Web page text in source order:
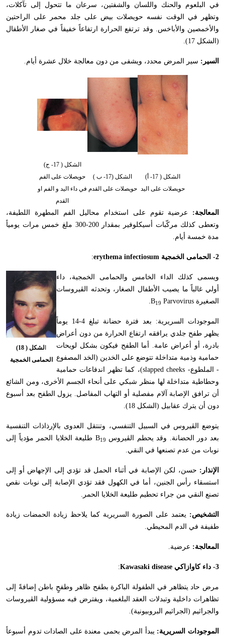
في البلعوم والحنك واللسان والشفتين، سرعان ما تتحول إلى تآكلات،
وتظهر في الوقت نفسه حويصلات بيض على جلد محمر على الراحتين
والأخمصين والأباخس. وقد ترتفع الحرارة ارتفاعاً خفيفاً في صغار الأطفال
(الشكل 17).
السير: سير المرض محدد، ويشفى من دون معالجة خلال عشرة أيام.
الشكل ( 17- أ)
حويصلات على اليد
الشكل (17- ب )
حويصلات على القدم
الشكل ( 17- ج)
حويصلات على الفم
في داء اليد و الفم او
القدم
المعالجة: عرضية تقوم على استخدام محاليل الفم المطهرة اللطيفة،
وتعطى كذلك مركّبات أسيكلوفير بمقدار 200-300 ملغ خمس مرات يومياً
مدة خمسة أيام.
2- الحمامى الخمجية erythema infectiosum
:
لشكل ( 18)
الحمامى الخمجية
ويسمى كذلك الداء الخامس والحمامى الخمجية، داء
أولي غالباً ما يصيب الأطفال الصغار، وتحدثه الڤيروسات
الصغيرة
B19 Parvovirus
.
الموجودات السريرية: بعد فترة حضانة تبلغ 4-14 يوماً
يظهر طفح جلدي يرافقه ارتفاع الحرارة من دون أعراض
بادرة، أو أعراض عامة. أما الطفح فيكون بشكل لويحات
حمامية وذمية متداخلة تتوضع على الخدين (الخد المصفوع
- الملطوع- slapped cheeks)، كما تظهر اندفاعات حمامية
وحطاطية متداخلة لها منظر شبكي على أنحاء الجسم الأخرى، ومن الشائع
أن ترافق الإصابة آلام مفصلية أو التهاب المفاصل. يزول الطفح بعد أسبوع
دون أن يترك عقابيل (الشكل 18).
يتوضع الڤيروس في السبيل التنفسي، وتنتقل العدوى بالإرذاذات التنفسية
بعد دور الحضانة. وقد يحطم الڤيروس
B19
طليعة الخلايا الحمر مؤدياً إلى
نوبات من عدم تصنعها في النقي.
الإنذار: حسن، لكن الإصابة في أثناء الحمل قد تؤدي إلى الإجهاض أو إلى
استسقاء رأس الجنين، أما في الكهول فقد تؤدي الإصابة إلى نوبات نقص
تصنع النقي من جراء تحطيم طليعة الخلايا الحمر.
التشخيص: يعتمد على الصورة السريرية كما يلاحظ زيادة الحمضات زيادة
طفيفة في الدم المحيطي.
المعالجة: عرضية.
3- داء كاوازاكي Kawasaki disease
:
مرض حاد يتظاهر في الطفولة الباكرة بطفح ظاهر وطفحٍ باطن إضافةً إلى
تظاهرات داخلية وتبدلات العقد البلغمية، ويفترض فيه مسؤولية الڤيروسات
والجراثيم (الجراثيم البروبيونية).
الموجودات السريرية: يبدأ المرض بحمى معندة على الصادات تدوم أسبوعاً